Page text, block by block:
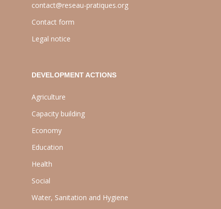
contact@reseau-pratiques.org
Contact form
Legal notice
DEVELOPMENT ACTIONS
Agriculture
Capacity building
Economy
Education
Health
Social
Water, Sanitation and Hygiene